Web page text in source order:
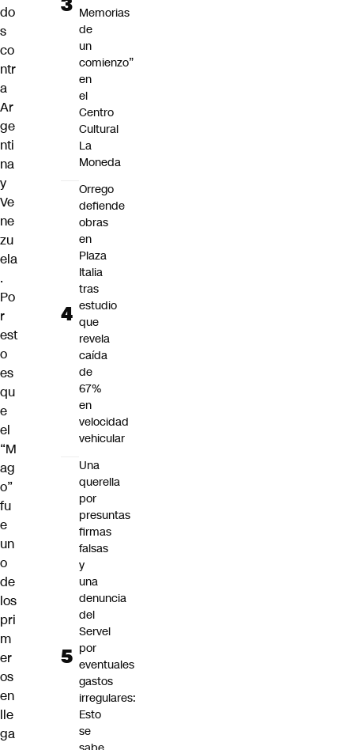
do
s
co
ntr
a
Ar
ge
nti
na
y
Ve
ne
zu
ela
.
Po
r
est
o
es
qu
e
el
“M
ag
o”
fu
e
un
o
de
los
pri
m
er
os
en
lle
ga
Memorias
de
un
comienzo”
en
el
Centro
Cultural
La
Moneda
Orrego
defiende
obras
en
Plaza
Italia
tras
estudio
que
revela
caída
de
67%
en
velocidad
vehicular
Una
querella
por
presuntas
firmas
falsas
y
una
denuncia
del
Servel
por
eventuales
gastos
irregulares:
Esto
se